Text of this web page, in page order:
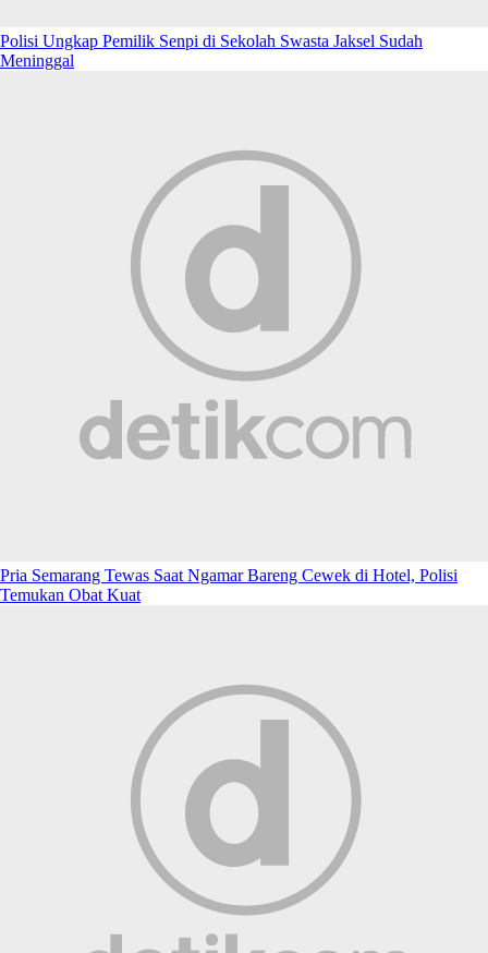
Polisi Ungkap Pemilik Senpi di Sekolah Swasta Jaksel Sudah
Meninggal
Pria Semarang Tewas Saat Ngamar Bareng Cewek di Hotel, Polisi
Temukan Obat Kuat